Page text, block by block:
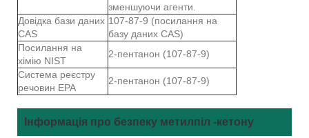
зменшуючи агенти.
Довідка бази даних
CAS
107-87-9 (посилання на
базу даних CAS)
Посилання на
хімію NIST
2-пентанон (107-87-9)
Система реєстру
речовин EPA
2-пентанон (107-87-9)
Інформація про безпеку метилпіл -кетону